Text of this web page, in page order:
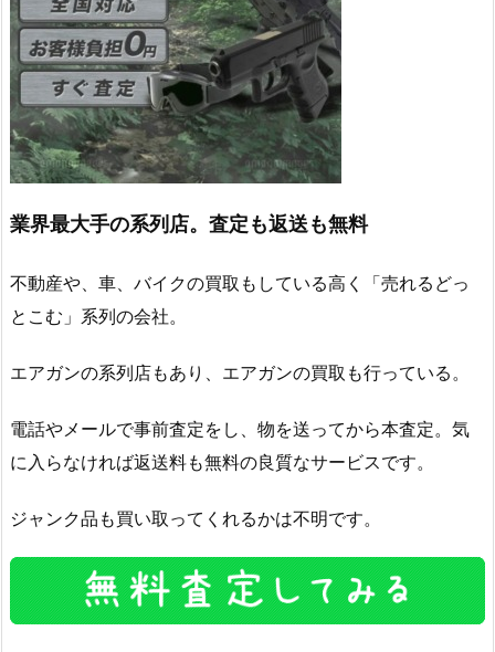
業界最大手の系列店。査定も返送も無料
不動産や、車、バイクの買取もしている高く「売れるどっ
とこむ」系列の会社。
エアガンの系列店もあり、エアガンの買取も行っている。
電話やメールで事前査定をし、物を送ってから本査定。気
に入らなければ返送料も無料の良質なサービスです。
ジャンク品も買い取ってくれるかは不明です。